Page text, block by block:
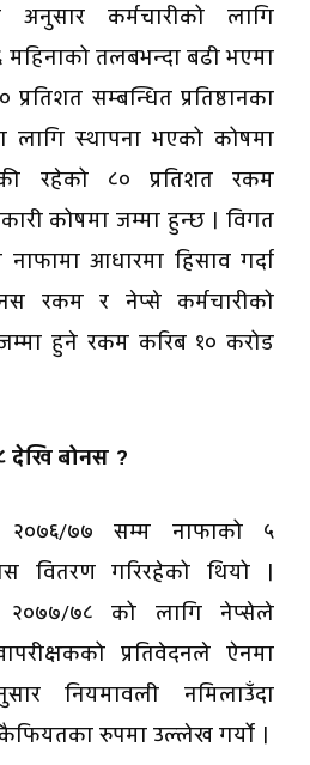
अनुसार कर्मचारीको लागि
तलबभन्दा बढी भएमा
सम्बन्धित प्रतिष्ठानका
लागि स्थापना भएको कोषमा
रहेको ८० प्रतिशत रकम
कोषमा जम्मा हुन्छ । विगत
आधारमा हिसाव गर्दा
रकम र नेप्से कर्मचारीको
हुने रकम करिब १० करोड
देखि बोनस ?
७७ सम्म नाफाको ५
वितरण गरिरहेको थियो ।
२०७७/७८ को लागि नेप्सेले
प्रतिवेदनले ऐनमा
नियमावली नमिलाउँदा
रुपमा उल्लेख गर्यो ।